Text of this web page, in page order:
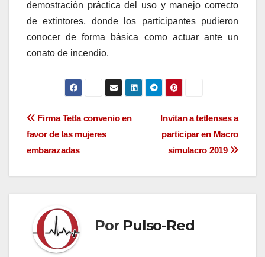
demostración práctica del uso y manejo correcto
de extintores, donde los participantes pudieron
conocer de forma básica como actuar ante un
conato de incendio.
Navegación
de
entradas
Invitan a tetlenses a
participar en Macro
simulacro 2019
Firma Tetla convenio en
favor de las mujeres
embarazadas
Por Pulso-Red